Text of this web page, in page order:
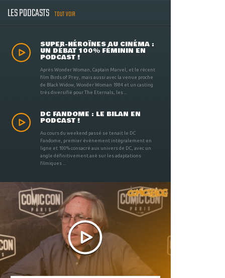
LES PODCASTS TOUT VOIR
SUPER-HÉROÏNES AU CINÉMA :
UN DÉBAT 100% FÉMININ EN
PODCAST !
Après Wonder Woman, Captain Marvel, et le récent
film Birds of Prey, mais aussi avec la venue proche
de Black Widow, Wonder Woman 1984 et un casting
très diversifié pour The Eternals, les ...
DC FANDOME : LE BILAN EN
PODCAST !
Au cours du weekend passé se tenait le DC
Fandome, premier évènement intégralement en
ligne et 100% consacré aux univers de DC, avec un
angle définitivement axé sur les adaptations
filmiques ...